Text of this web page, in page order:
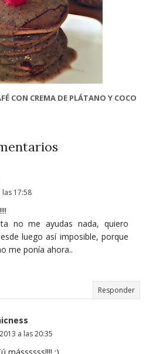
CON CREMA DE PLÁTANO Y COCO
17:58
no me ayudas nada, quiero
luego así imposible, porque
me ponía ahora..
Responder
a las 20:35